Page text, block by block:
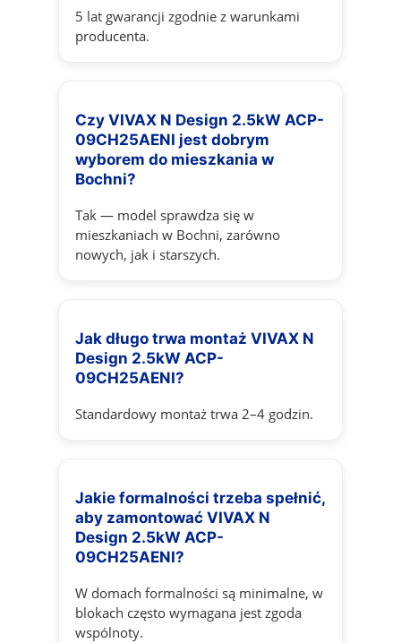
5 lat gwarancji zgodnie z warunkami
producenta.
Czy VIVAX N Design 2.5kW ACP-
09CH25AENI jest dobrym
wyborem do mieszkania w
Bochni?
Tak — model sprawdza się w
mieszkaniach w Bochni, zarówno
nowych, jak i starszych.
Jak długo trwa montaż VIVAX N
Design 2.5kW ACP-
09CH25AENI?
Standardowy montaż trwa 2–4 godzin.
Jakie formalności trzeba spełnić,
aby zamontować VIVAX N
Design 2.5kW ACP-
09CH25AENI?
W domach formalności są minimalne, w
blokach często wymagana jest zgoda
wspólnoty.